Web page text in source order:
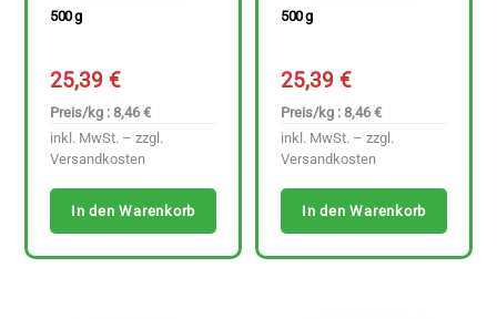
500 g
25,39€
Preis/kg : 8,46 €
inkl. MwSt. – zzgl.
Versandkosten
In den Warenkorb
500 g
25,39€
Preis/kg : 8,46 €
inkl. MwSt. – zzgl.
Versandkosten
In den Warenkorb